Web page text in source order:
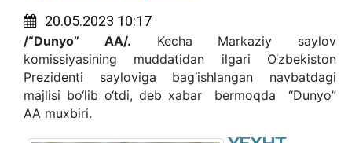
20.05.2023 10:17
/“Dunyo” AA/. Kecha Markaziy saylov
komissiyasining muddatidan ilgari O‘zbekiston
Prezidenti sayloviga bag‘ishlangan navbatdagi
majlisi bo‘lib o‘tdi, deb xabar bermoqda “Dunyo”
AA muxbiri.